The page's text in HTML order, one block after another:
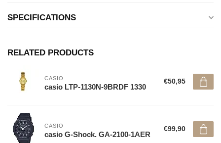
SPECIFICATIONS
RELATED PRODUCTS
CASIO
casio LTP-1130N-9BRDF 1330
€50,95
CASIO
casio G-Shock. GA-2100-1AER
€99,90